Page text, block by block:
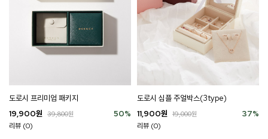
도로시 프리미엄 패키지
50%
19,900원 39,800원
리뷰 (0)
도로시 심플 주얼박스(3type)
37%
11,900원 19,000원
리뷰 (0)